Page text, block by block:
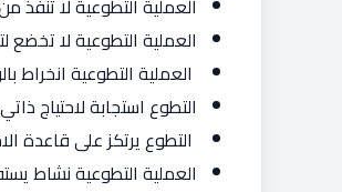
العملية التطوعية لا تنفذ
العملية التطوعية لا تخضع
العملية التطوعية
التطوع استجابة لاحتياج
التطوع يرتكز على قاعدة
العملية التطوعية نشاط